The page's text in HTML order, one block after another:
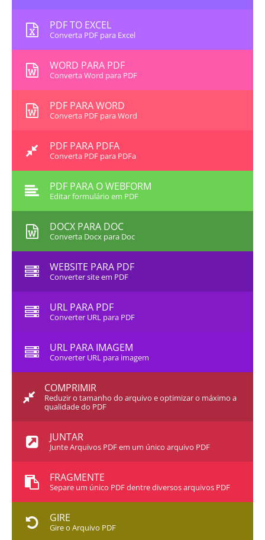
PDF TO EXCEL
Converta PDF para Excel
WORD PARA PDF
Converta Word para PDF
PDF PARA WORD
Converta PDF para Word
PDF PARA PDFA
Converta PDF para PDFa
PDF PARA O WEBFORM
Editar formulário em PDF
DOCX PARA DOC
Converta Docx para Doc
WEBSITE PARA PDF
Converter site em PDF
URL PARA PDF
Converter URL para PDF
URL PARA IMAGEM
Converter URL para imagem
COMPRIMIR
Reduzir o tamanho do arquivo e optimizar o máximo a
qualidade do PDF
JUNTAR
Junte Arquivos PDF em um único arquivo PDF
FRAGMENTE
Separe um único PDF dentre diversos arquivos PDF
GIRE
Gire o Arquivo PDF